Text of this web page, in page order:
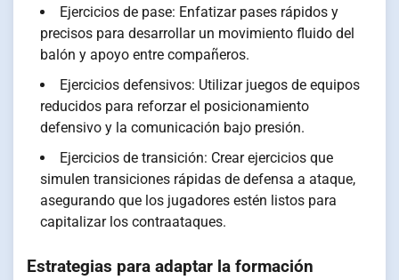
Ejercicios de pase: Enfatizar pases rápidos y
precisos para desarrollar un movimiento fluido del
balón y apoyo entre compañeros.
Ejercicios defensivos: Utilizar juegos de equipos
reducidos para reforzar el posicionamiento
defensivo y la comunicación bajo presión.
Ejercicios de transición: Crear ejercicios que
simulen transiciones rápidas de defensa a ataque,
asegurando que los jugadores estén listos para
capitalizar los contraataques.
Estrategias para adaptar la formación